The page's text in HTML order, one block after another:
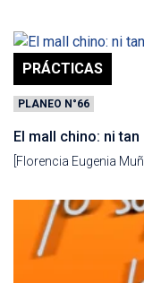
PRÁCTICAS
PLANEO N°66
El mall chino: ni
[Florencia Eugenia